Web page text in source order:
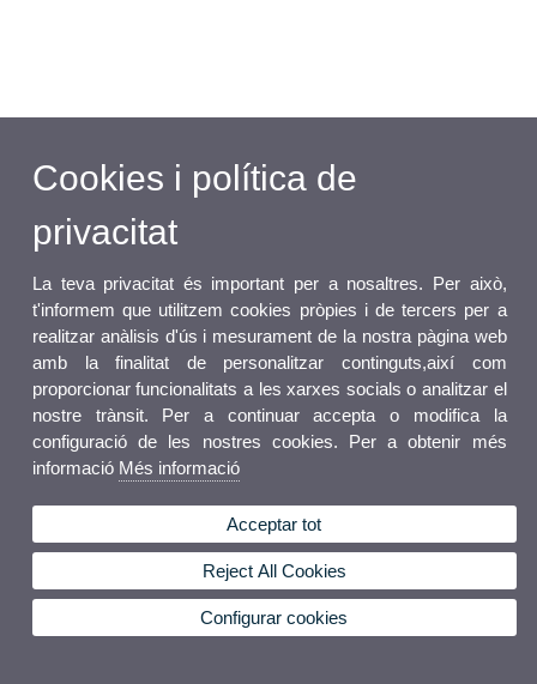
Cookies i política de
privacitat
La teva privacitat és important per a nosaltres. Per això,
t'informem que utilitzem cookies pròpies i de tercers per a
realitzar anàlisis d'ús i mesurament de la nostra pàgina web
amb la finalitat de personalitzar continguts,així com
proporcionar funcionalitats a les xarxes socials o analitzar el
nostre trànsit. Per a continuar accepta o modifica la
configuració de les nostres cookies. Per a obtenir més
informació Més informació
Acceptar tot
Reject All Cookies
Configurar cookies